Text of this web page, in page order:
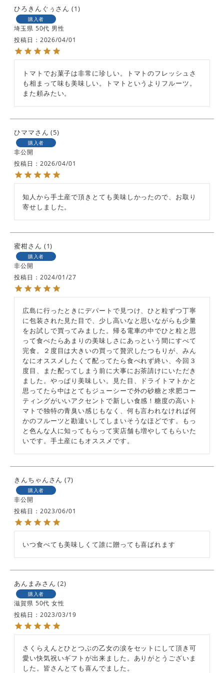
ひろきんぐぅ 1
購入者
埼玉県 50代 男性
投稿日
2026/04/01
トマトでお菓子は非常に珍しい。トマトのフレッシュさ
も相まって味も美味しい。トマトというよりフルーツ。
また頼みたい。
ひママ 5
購入者
非公開
投稿日
2026/04/01
知人から手土産で頂きとても美味しかったので、お取り
寄せしました。
蜜柑 1
購入者
非公開
投稿日
2024/01/27
広島に行ったときにデパートで見つけ、ひと粒ずつ丁寧
に包装された見た目で、少し高いなと思いながらも少量
をお試しで買ってみました。帰る電車の中でひと粒と思
って食べたらあまりの美味しさにあっという間にすべて
完食。２度目は大きいの買って贅沢したつもりが、みん
なにオススメしたくて配ってたら食べれず終い、今回３
度目、また配ってしまう前に大事にお茶請けにいただき
ました。やっぱり美味しい。見た目、ドライトマトかと
思ってたら中はとてもジューシーで外の砂糖と求肥コー
ティングがいいアクセントで新しい食感！糖度の高いト
マトで独特の青臭い感じもなく、何も言われなければ何
かのフルーツと勘違いしてしまいそうなほどです。もっ
と色んな人に知ってもらって実店舗も増やしてもらいた
いです。手土産にもオススメです。
きんちゃん 7
購入者
非公開
投稿日
2023/06/01
いつ食べても美味しくて誰に贈っても喜ばれます
あんまみ 2
購入者
滋賀県 50代 女性
投稿日
2023/03/19
さくらえんとひとつぶの乙女の涙をセットにして頂き可
愛い快気祝いギフトが出来ました。ありがとうございま
した。皆さんとても喜んでました。